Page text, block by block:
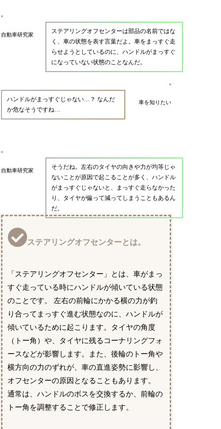
自動車研究家
ステアリングオフセンターは部品の名前ではな
く、車の状態を表す言葉だよ。車をまっすぐ走
らせようとしているのに、ハンドルがまっすぐ
になっていない状態のことなんだ。
車を知りたい
ハンドルがまっすぐじゃない…？ なんだ
か危なそうですね…
自動車研究家
そうだね。左右のタイヤの向きや力が均等じゃ
ないことが原因で起こることが多く、ハンドル
がまっすぐじゃないと、まっすぐ走らなかった
り、タイヤが偏って減ってしまうこともあるん
だ。
ステアリングオフセンターとは。
「ステアリングオフセンター」とは、車がまっ
すぐ走っている時にハンドルが傾いている状態
のことです。 左右の前輪にかかる横の力が釣
り合ってまっすぐ進む状態なのに、ハンドルが
傾いているために起こります。タイヤの角度
（トー角）や、タイヤに残るコーナリングフォ
ースなどが影響します。また、後輪のトー角や
横方向の力のずれが、車の直進姿勢に影響し、
オフセンターの原因となることもあります。
通常は、ハンドルのボスを交換するか、前輪の
トー角を調整することで修正します。